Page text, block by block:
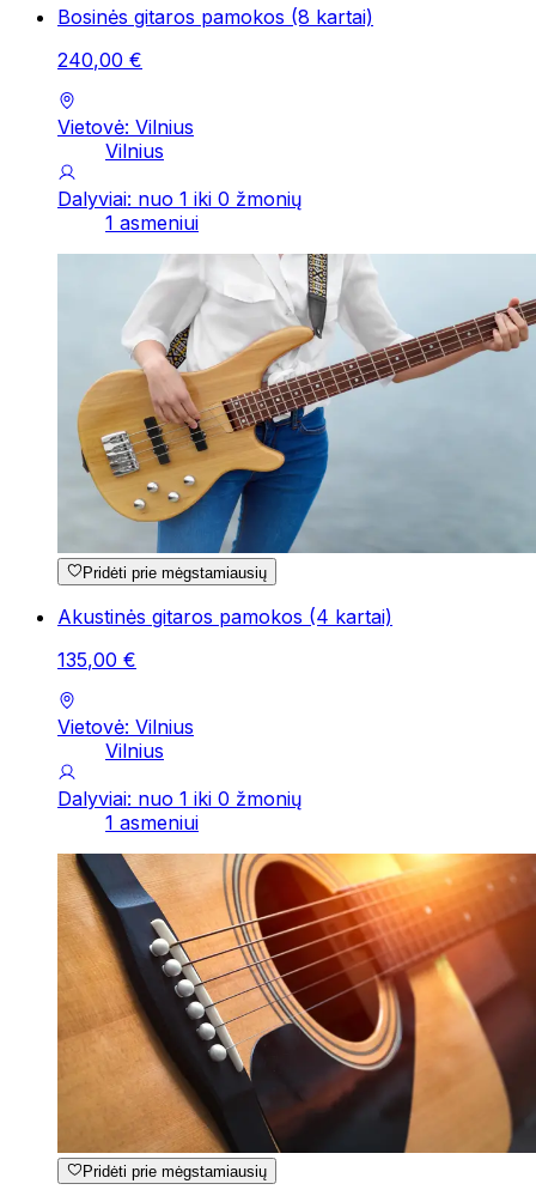
Bosinės gitaros pamokos (8 kartai)
240,00 €
Vietovė: Vilnius
Vilnius
Dalyviai: nuo 1 iki 0 žmonių
1 asmeniui
Pridėti prie mėgstamiausių
Akustinės gitaros pamokos (4 kartai)
135,00 €
Vietovė: Vilnius
Vilnius
Dalyviai: nuo 1 iki 0 žmonių
1 asmeniui
Pridėti prie mėgstamiausių